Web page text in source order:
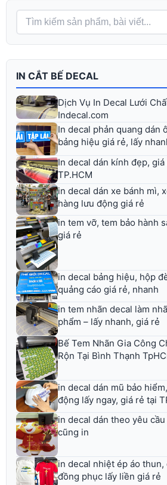
IN CẮT BẾ DECAL
Dịch Vụ In Decal Lưới
Indecal.com
In decal phản quang dán
bảng hiệu giá rẻ, lấy
In decal dán kính đẹp,
TP.HCM
in decal dán xe bánh mì,
hàng lưu động giá rẻ
in tem vỡ, tem bảo hành
giá rẻ
in decal bảng hiệu, hộp
quảng cáo giá rẻ, nhanh
in tem nhãn decal làm
phẩm – lấy nhanh, giá rẻ
Bế Tem Nhãn Gia Công
Rộn Tại Bình Thạnh
in decal dán mũ bảo
động lấy ngay, giá rẻ tại
in decal dán theo yêu
cũng in
in decal nhiệt ép áo thun,
đồng phục lấy liền giá rẻ